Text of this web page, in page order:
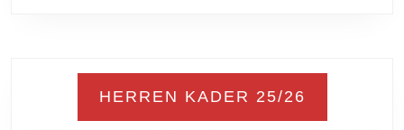
HERREN KADER 25/26